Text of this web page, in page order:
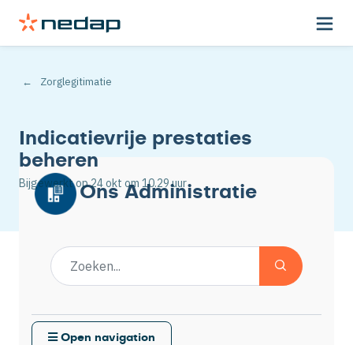
Zorglegitimatie
Indicatievrije prestaties
beheren
Bijgewerkt op24 okt om 10.29 uur
Ons Administratie
Open navigation